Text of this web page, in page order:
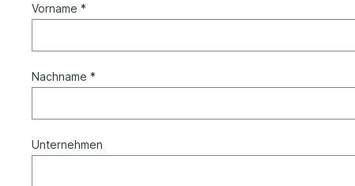
Vorname *
Nachname *
Unternehmen